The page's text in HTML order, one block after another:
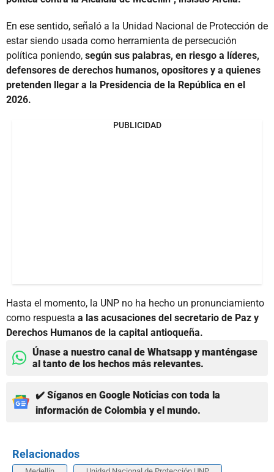
En ese sentido, señaló a la Unidad Nacional de Protección de
estar siendo usada como herramienta de persecución
política poniendo, según sus palabras, en riesgo a líderes,
defensores de derechos humanos, opositores y a quienes
pretenden llegar a la Presidencia de la República en el
2026.
PUBLICIDAD
Hasta el momento, la UNP no ha hecho un pronunciamiento
como respuesta a las acusaciones del secretario de Paz y
Derechos Humanos de la capital antioqueña.
Únase a nuestro canal de Whatsapp y manténgase
al tanto de los hechos más relevantes.
✔️ Síganos en Google Noticias con toda la
información de Colombia y el mundo.
Relacionados